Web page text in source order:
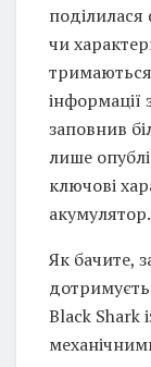
чи
тримаються
інформації
заповнив
лише
ключові
акумулятор.
Як бачите,
Black Shark